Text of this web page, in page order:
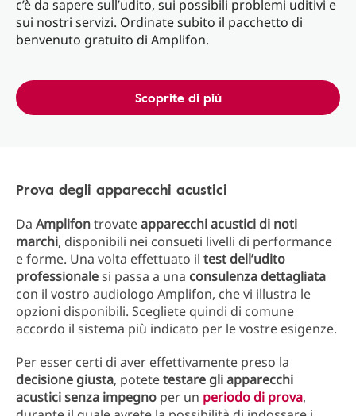
c’è da sapere sull’udito, sui possibili problemi uditivi e
sui nostri servizi. Ordinate subito il pacchetto di
benvenuto gratuito di Amplifon.
Scoprite di più
Prova degli apparecchi acustici
Da Amplifontrovateapparecchi acustici di noti
marchi, disponibili nei consueti livelli di performance
e forme. Una volta effettuato il test dell’udito
professionalesi passa a una consulenza dettagliata
con il vostro audiologo Amplifon, che vi illustra le
opzioni disponibili. Scegliete quindi di comune
accordo il sistema più indicato per le vostre esigenze.
Per esser certi di aver effettivamente preso la
decisione giusta, potetetestare gli apparecchi
acustici senza impegno per un periodo di prova,